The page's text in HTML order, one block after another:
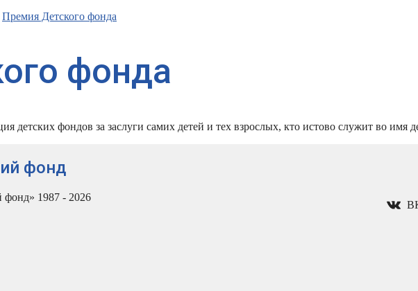
Премия Детского фонда
фонда
детских фондов за заслуги самих детей и тех взрослых, кто истово служит во имя
фонд
1987 - 2026